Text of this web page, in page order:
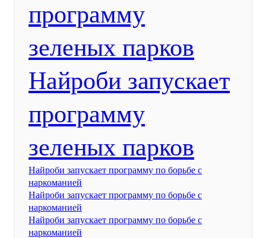
программу
зеленых парков
Найроби запускает
программу
зеленых парков
Найроби запускает программу по борьбе с
наркоманией
Найроби запускает программу по борьбе с
наркоманией
Найроби запускает программу по борьбе с
наркоманией